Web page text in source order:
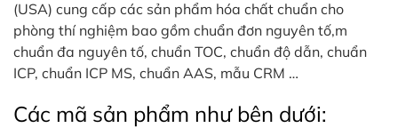
(USA) cung cấp các sản phẩm hóa chất chuẩn cho
phòng thí nghiệm bao gồm chuẩn đơn nguyên tố,m
chuẩn đa nguyên tố, chuẩn TOC, chuẩn độ dẫn, chuẩn
ICP, chuẩn ICP MS, chuẩn AAS, mẫu CRM …
Các mã sản phẩm như bên dưới: